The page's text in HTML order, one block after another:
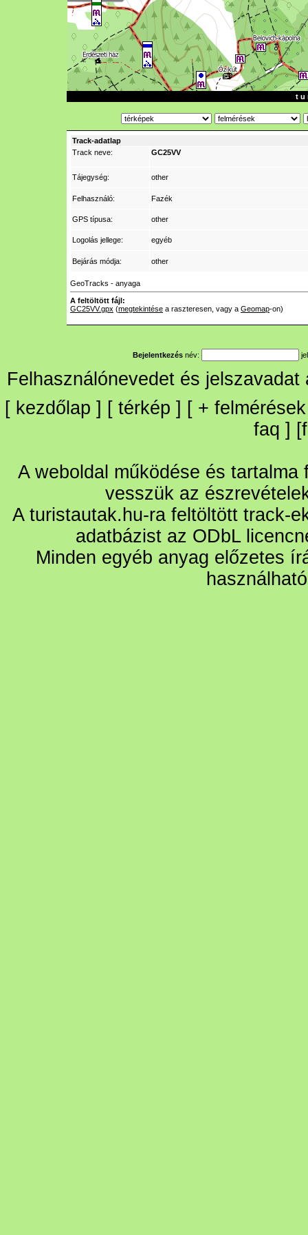
t u
Track-adatlap
Track neve:
GC25VV
Tájegység: other
Felhasználó: Fazék
GPS típusa: other
Logolás jellege: egyéb
Bejárás módja: other
GeoTracks - anyaga
A feltöltött fájl:
GC25VV.gpx (megtekintése a raszteresen, vagy a Geomap-on)
Bejelentkezés név:
Felhasználónevedet és
[ kezdőlap ] [ térkép ] [ + felmérések
faq ] [
A weboldal működése és
vesszük az
A turistautak.hu-ra feltöltött track-
adatbázist az ODbL
Minden egyéb anyag előzetes